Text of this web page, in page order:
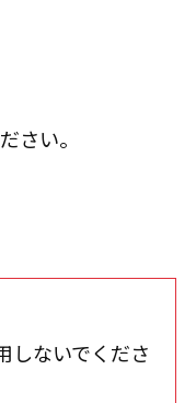
さい。
しないでくださ